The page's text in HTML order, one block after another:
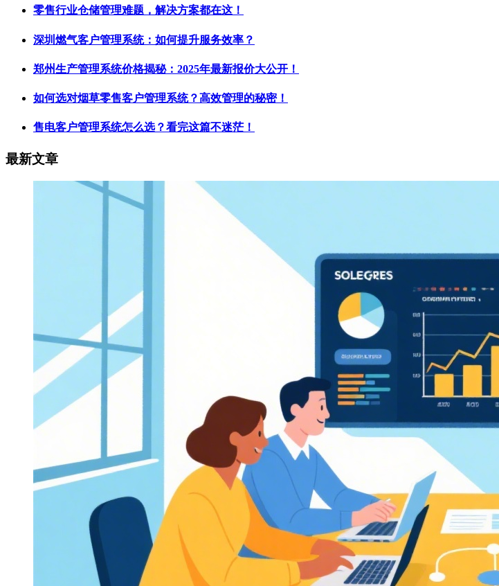
零售行业仓储管理难题，解决方案都在这！
深圳燃气客户管理系统：如何提升服务效率？
郑州生产管理系统价格揭秘：2025年最新报价大公开！
如何选对烟草零售客户管理系统？高效管理的秘密！
售电客户管理系统怎么选？看完这篇不迷茫！
最新文章